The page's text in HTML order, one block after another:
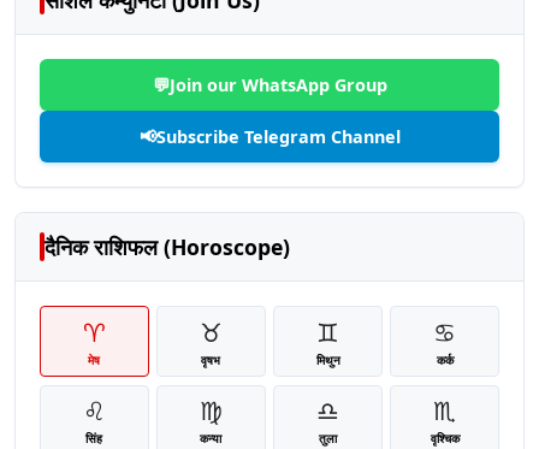
💬Join our WhatsApp Group
📢Subscribe Telegram Channel
दैनिक राशिफल (Horoscope)
♈
मेष
♉
वृषभ
♊
मिथुन
♋
कर्क
♌
सिंह
♍
कन्या
♎
तुला
♏
वृश्चिक